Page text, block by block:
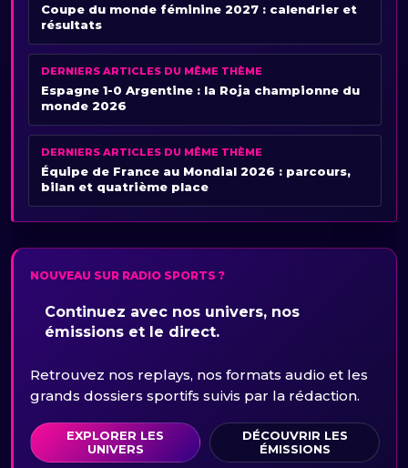
Coupe du monde féminine 2027 : calendrier et
résultats
DERNIERS ARTICLES DU MÊME THÈME
Espagne 1-0 Argentine : la Roja championne du
monde 2026
DERNIERS ARTICLES DU MÊME THÈME
Équipe de France au Mondial 2026 : parcours,
bilan et quatrième place
NOUVEAU SUR RADIO SPORTS ?
Continuez avec nos univers, nos
émissions et le direct.
Retrouvez nos replays, nos formats audio et les
grands dossiers sportifs suivis par la rédaction.
EXPLORER LES
UNIVERS
DÉCOUVRIR LES
ÉMISSIONS